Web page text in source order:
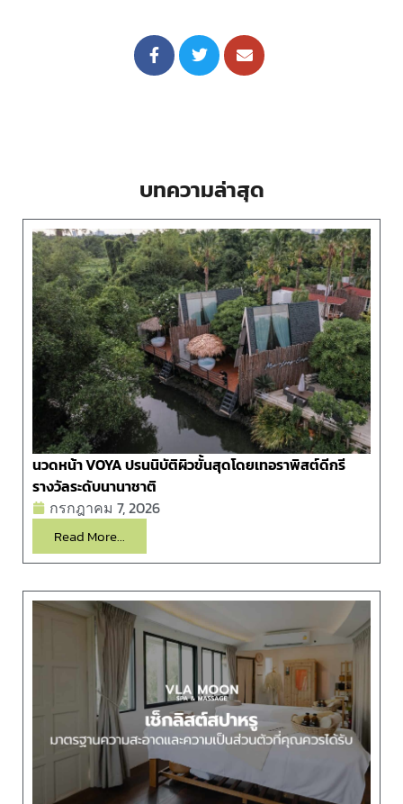
บทความล่าสุด
นวดหน้า VOYA ปรนนิบัติผิวขั้นสุดโดยเทอราพิสต์ดีกรี
รางวัลระดับนานาชาติ
กรกฎาคม 7, 2026
Read More...